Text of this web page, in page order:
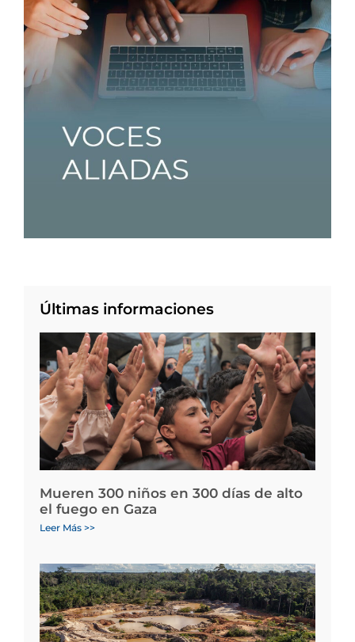
Últimas informaciones
Mueren 300 niños en 300 días de alto
el fuego en Gaza
Leer Más >>